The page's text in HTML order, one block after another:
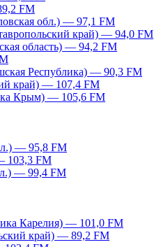
FM
обл.) — 97,1 FM
край) — 94,0 FM
область) — 94,2 FM
Республика) — 90,3 FM
край) — 107,4 FM
Крым) — 105,6 FM
— 95,8 FM
103,3 FM
— 99,4 FM
Карелия) — 101,0 FM
край) — 89,2 FM